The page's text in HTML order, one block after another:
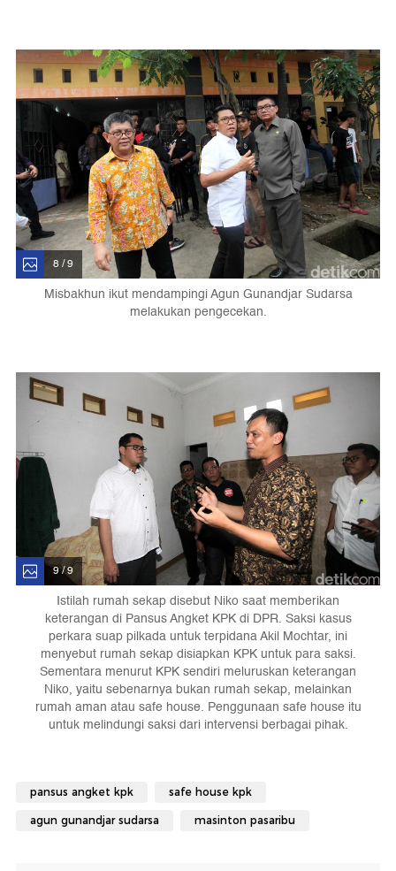
8 / 9
Misbakhun ikut mendampingi Agun Gunandjar Sudarsa
melakukan pengecekan.
9 / 9
Istilah rumah sekap disebut Niko saat memberikan
keterangan di Pansus Angket KPK di DPR. Saksi kasus
perkara suap pilkada untuk terpidana Akil Mochtar, ini
menyebut rumah sekap disiapkan KPK untuk para saksi.
Sementara menurut KPK sendiri meluruskan keterangan
Niko, yaitu sebenarnya bukan rumah sekap, melainkan
rumah aman atau safe house. Penggunaan safe house itu
untuk melindungi saksi dari intervensi berbagai pihak.
pansus angket kpk safe house kpk
agun gunandjar sudarsa masinton pasaribu